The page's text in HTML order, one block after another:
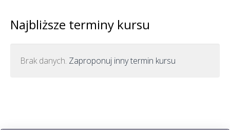
Najbliższe terminy kursu
Brak danych. Zaproponuj inny termin kursu